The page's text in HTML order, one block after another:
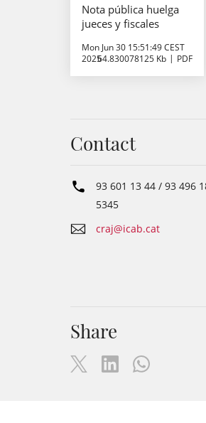
Nota pública huelga
jueces y fiscales
Mon Jun 30 15:51:49 CEST
202564.830078125 Kb PDF
Contact
93 601 13 44 / 93 496
5345
craj@icab.cat
Share